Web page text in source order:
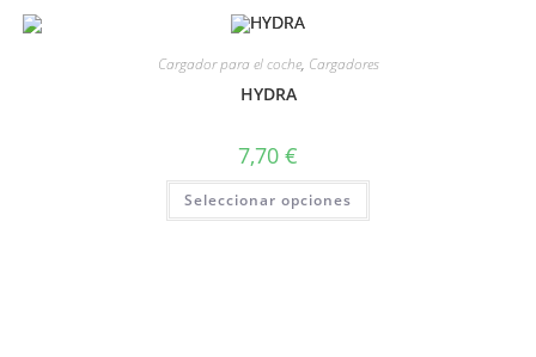
Cargador para el coche, Cargadores
HYDRA
7,70 €
Seleccionar opciones